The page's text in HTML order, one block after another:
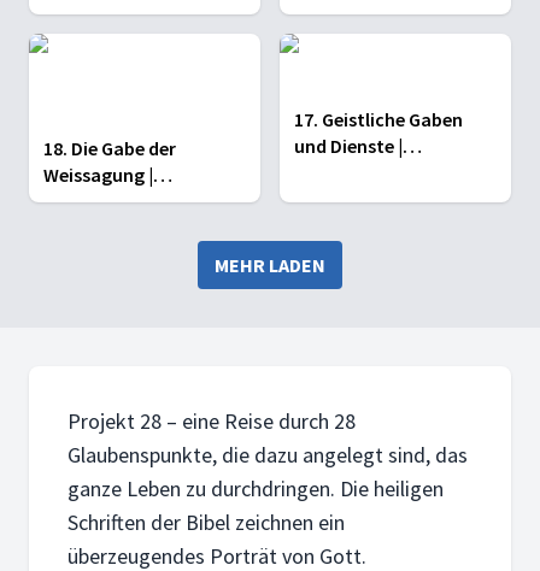
18. Die Gabe der
Weissagung |
Achtundzwanzig
17. Geistliche Gaben
und Dienste |
MEHR LADEN
Projekt 28 – eine Reise durch 28
Glaubenspunkte, die dazu angelegt sind, das
ganze Leben zu durchdringen. Die heiligen
Schriften der Bibel zeichnen ein
überzeugendes Porträt von Gott.